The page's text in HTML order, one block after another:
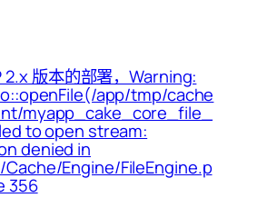
2.x 版本的部署，Warning:
app/tmp/cache
myapp_cake_core_file_
to open stream:
denied in
Engine/FileEngine.p
356